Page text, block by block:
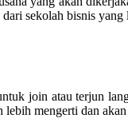
sekolah bisnis yang
join atau terjun
mengerti dan